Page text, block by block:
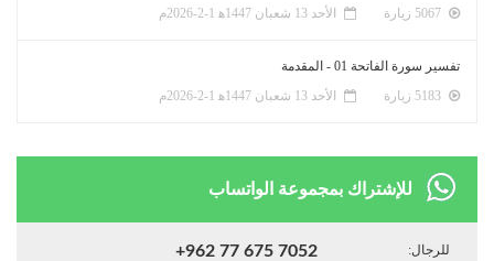
الأحد 13 شعبان 1447ﻫ 1-2-2026م
تفسير سورة الفاتحة 01 - المقدمة
الأحد 13 شعبان 1447ﻫ 1-2-2026م
للإشتراك بمجموعة الواتساب
للرجال: +962 77 675 7052